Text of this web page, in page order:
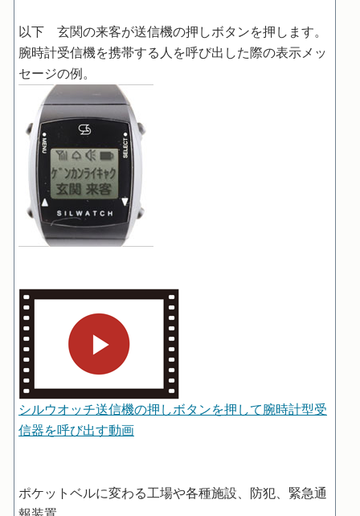
以下 玄関の来客が送信機の押しボタンを押します。
腕時計受信機を携帯する人を呼び出した際の表示メッ
セージの例。
シルウオッチ送信機の押しボタンを押して腕時計型受
信器を呼び出す動画
ポケットベルに変わる工場や各種施設、防犯、緊急通